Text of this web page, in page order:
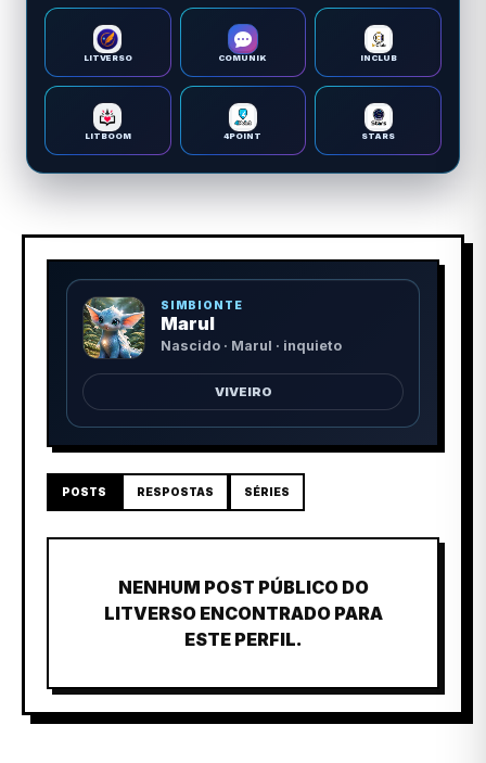
LITVERSO COMUNIK INCLUB
LITBOOM 4POINT STARS
SIMBIONTE
Marul
Nascido · Marul · inquieto
VIVEIRO
POSTS RESPOSTAS SÉRIES
NENHUM POST PÚBLICO DO
LITVERSO ENCONTRADO PARA
ESTE PERFIL.